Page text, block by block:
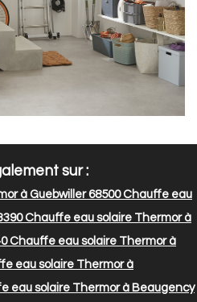
sur :
à Guebwiller 68500Chauffe eau
Chauffe eau solaire Thermor à
Chauffe eau solaire Thermor à
eau solaire Thermor à
eau solaire Thermor à Beaugency